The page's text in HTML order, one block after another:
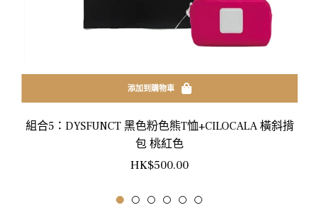
添加到購物車
組合5：DYSFUNCT 黑色粉色熊T恤+CILOCALA 橫斜揹
包 桃紅色
正
價
HK$500.00